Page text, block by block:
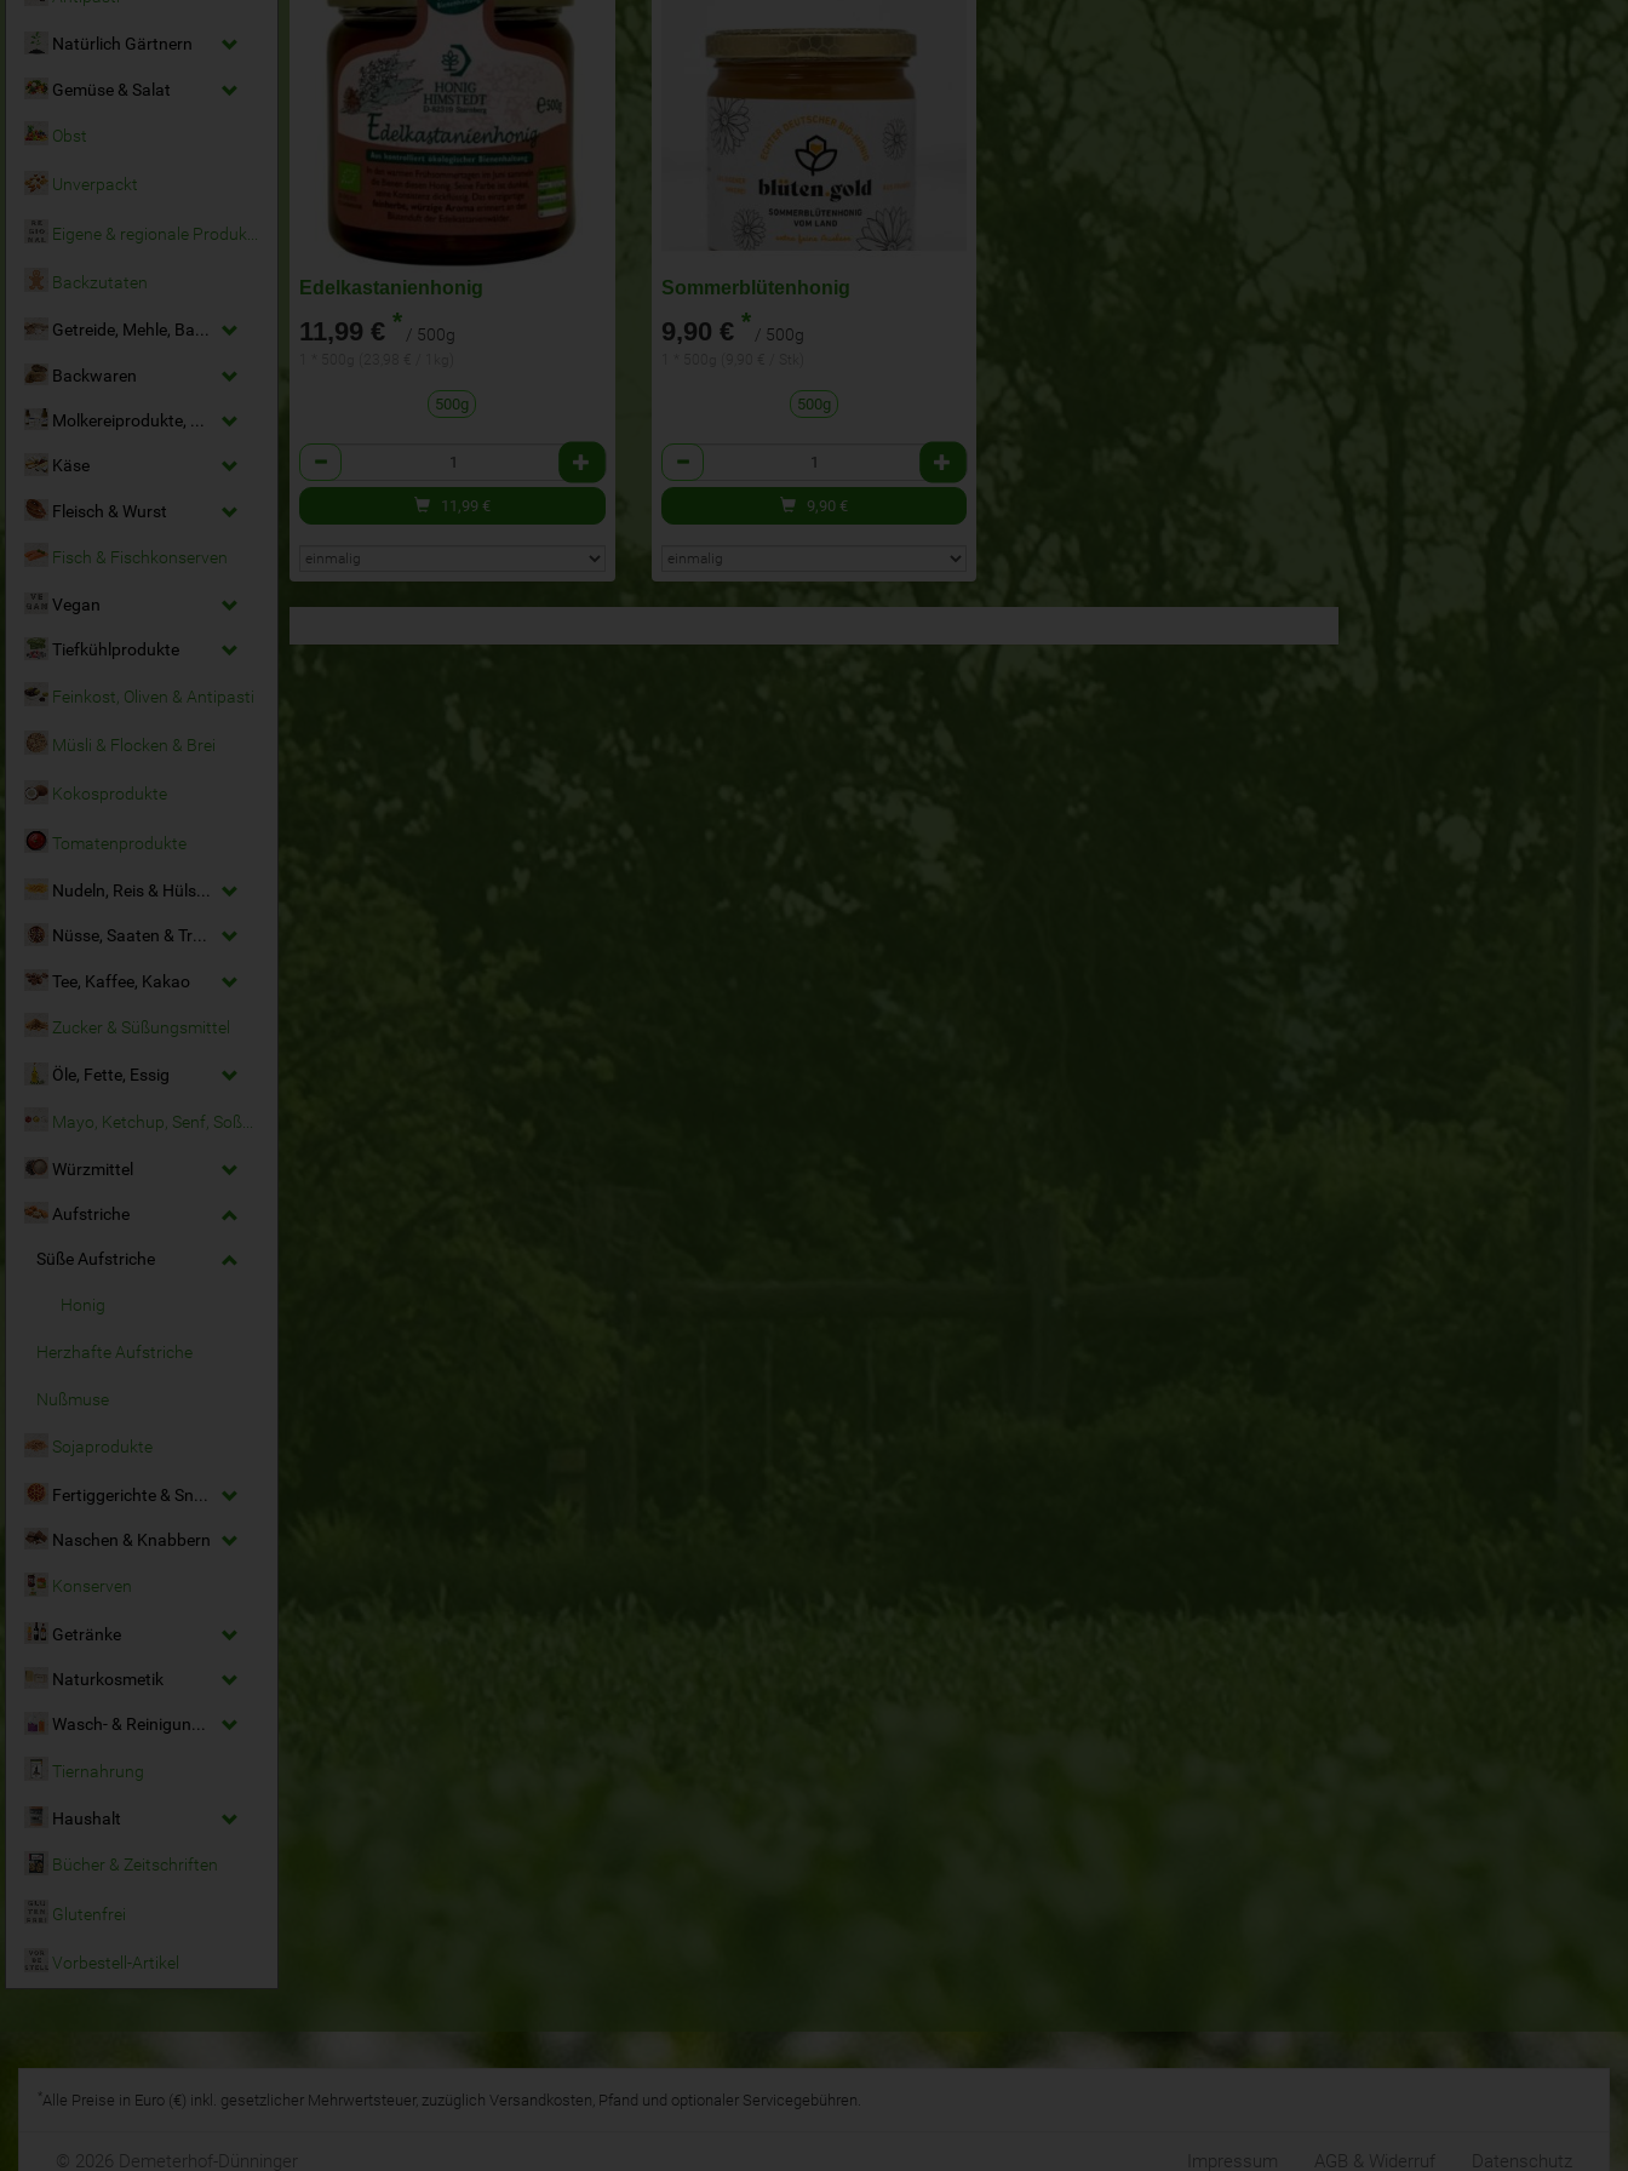
Natürlich Gärtnern
Gemüse & Salat
Obst
Unverpackt
Backzutaten
Getreide, Mehle, Backmittel
Backwaren
Molkereiprodukte, Milchersatz & Eier
Käse
Fleisch & Wurst
Fisch & Fischkonserven
Vegan
Tiefkühlprodukte
Feinkost, Oliven & Antipasti
Müsli & Flocken & Brei
Kokosprodukte
Tomatenprodukte
Nudeln, Reis & Hülsenfrüchte
Nüsse, Saaten & Trockenfrüchte
Tee, Kaffee, Kakao
Zucker & Süßungsmittel
Öle, Fette, Essig
Würzmittel
Aufstriche
Süße Aufstriche
Honig
Herzhafte Aufstriche
Nußmuse
Sojaprodukte
Fertiggerichte & Snacks
Naschen & Knabbern
Konserven
Getränke
Naturkosmetik
Wasch- & Reinigungsmittel
Tiernahrung
Haushalt
Bücher & Zeitschriften
Glutenfrei
Vorbestell-Artikel
Edelkastanienhonig
11,99 € * / 500g
500g
Anzahl
11,99 €
Sommerblütenhonig
9,90 € * / 500g
500g
Anzahl
9,90 €
*Alle Preise in Euro (€) inkl. gesetzlicher Mehrwertsteuer, zuzüglich Versandkosten, Pfand und optionaler Servicegebühren.
© 2026 Demeterhof-Dünninger Impressum AGB & Widerruf Datenschutz